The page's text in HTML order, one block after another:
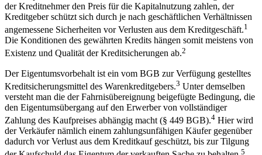
Das Kapital wird durch den Kredit mobilisiert. In der Regel muss
der Kreditnehmer den Preis für die Kapitalnutzung zahlen, der
Kreditgeber schützt sich durch je nach geschäftlichen Verhältnissen
angemessene Sicherheiten vor Verlusten aus dem Kreditgeschäft.1
Die Konditionen des gewährten Kredits hängen somit meistens von
Der Eigentumsvorbehalt ist ein vom BGB zur Verfügung gestelltes
Kreditsicherungsmittel des Warenkreditgebers.3Unter demselben
versteht man die der Fahrnisübereignung beigefügte Bedingung, die
den Eigentumsübergang auf den Erwerber von vollständiger
Zahlung des Kaufpreises abhängig macht (§ 449 BGB).4Hier wird
der Verkäufer nämlich einem zahlungsunfähigen Käufer gegenüber
dadurch vor Verlust aus dem Kreditkauf geschützt, bis zur Tilgung